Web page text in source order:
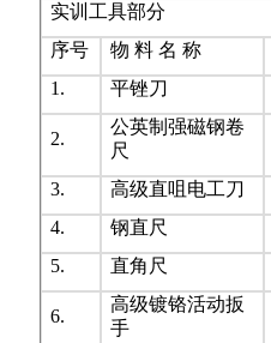
实训工具部分
序号
物 料 名 称
1.
平锉刀
2.
公英制强磁钢卷
尺
3.
高级直咀电工刀
4.
钢直尺
5.
直角尺
6.
高级镀铬活动扳
手